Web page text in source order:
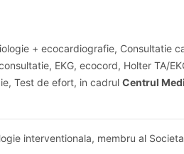
+ ecocardiografie, Consultatie
EKG, ecocord, Holter TA/
Test de efort, in cadrul Centrul
interventionala, membru al